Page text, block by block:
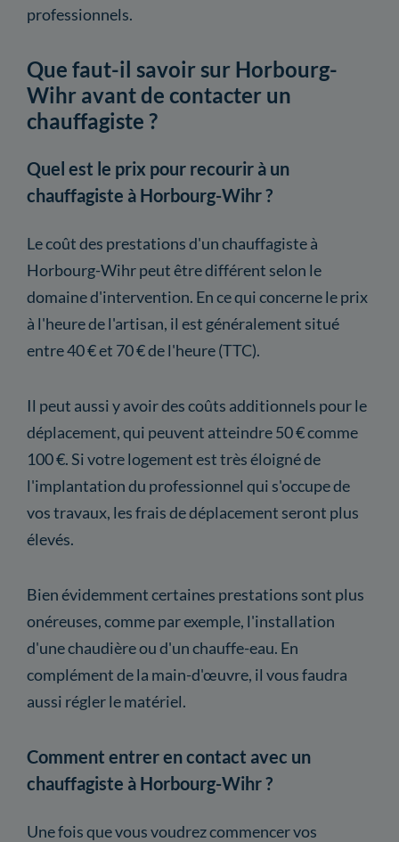
professionnels.
Que faut-il savoir sur Horbourg-
Wihr avant de contacter un
chauffagiste ?
Quel est le prix pour recourir à un
chauffagiste à Horbourg-Wihr ?
Le coût des prestations d'un chauffagiste à
Horbourg-Wihr peut être différent selon le
domaine d'intervention. En ce qui concerne le prix
à l'heure de l'artisan, il est généralement situé
entre 40 € et 70 € de l'heure (TTC).
Il peut aussi y avoir des coûts additionnels pour le
déplacement, qui peuvent atteindre 50 € comme
100 €. Si votre logement est très éloigné de
l'implantation du professionnel qui s'occupe de
vos travaux, les frais de déplacement seront plus
élevés.
Bien évidemment certaines prestations sont plus
onéreuses, comme par exemple, l'installation
d'une chaudière ou d'un chauffe-eau. En
complément de la main-d'œuvre, il vous faudra
aussi régler le matériel.
Comment entrer en contact avec un
chauffagiste à Horbourg-Wihr ?
Une fois que vous voudrez commencer vos